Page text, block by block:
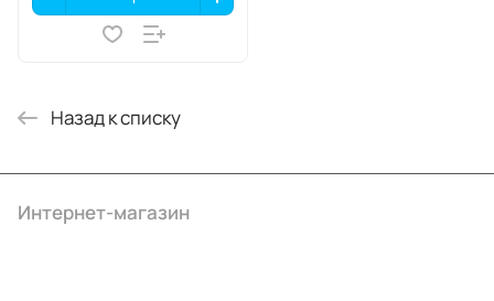
Назад к списку
Интернет-магазин